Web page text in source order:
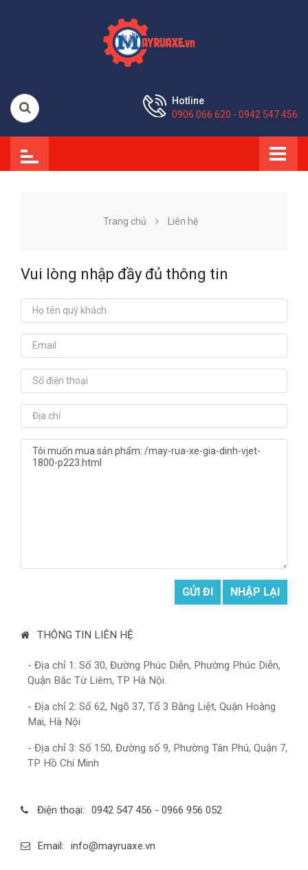
Hotline
0906 066 620 - 0942 547 456
Trang chủ Liên hệ
Vui lòng nhập đầy đủ thông tin
GỬI ĐI
THÔNG TIN LIÊN HỆ
- Địa chỉ 1: Số 30, Đường Phúc Diễn, Phường Phúc Diễn,
Quận Bắc Từ Liêm, TP Hà Nội.
- Địa chỉ 2: Số 62, Ngõ 37, Tổ 3 Bằng Liệt, Quận Hoàng
Mai, Hà Nội
- Địa chỉ 3: Số 150, Đường số 9, Phường Tân Phú, Quận 7,
TP Hồ Chí Minh
Điện thoại: 0942 547 456 - 0966 956 052
Email: info@mayruaxe.vn